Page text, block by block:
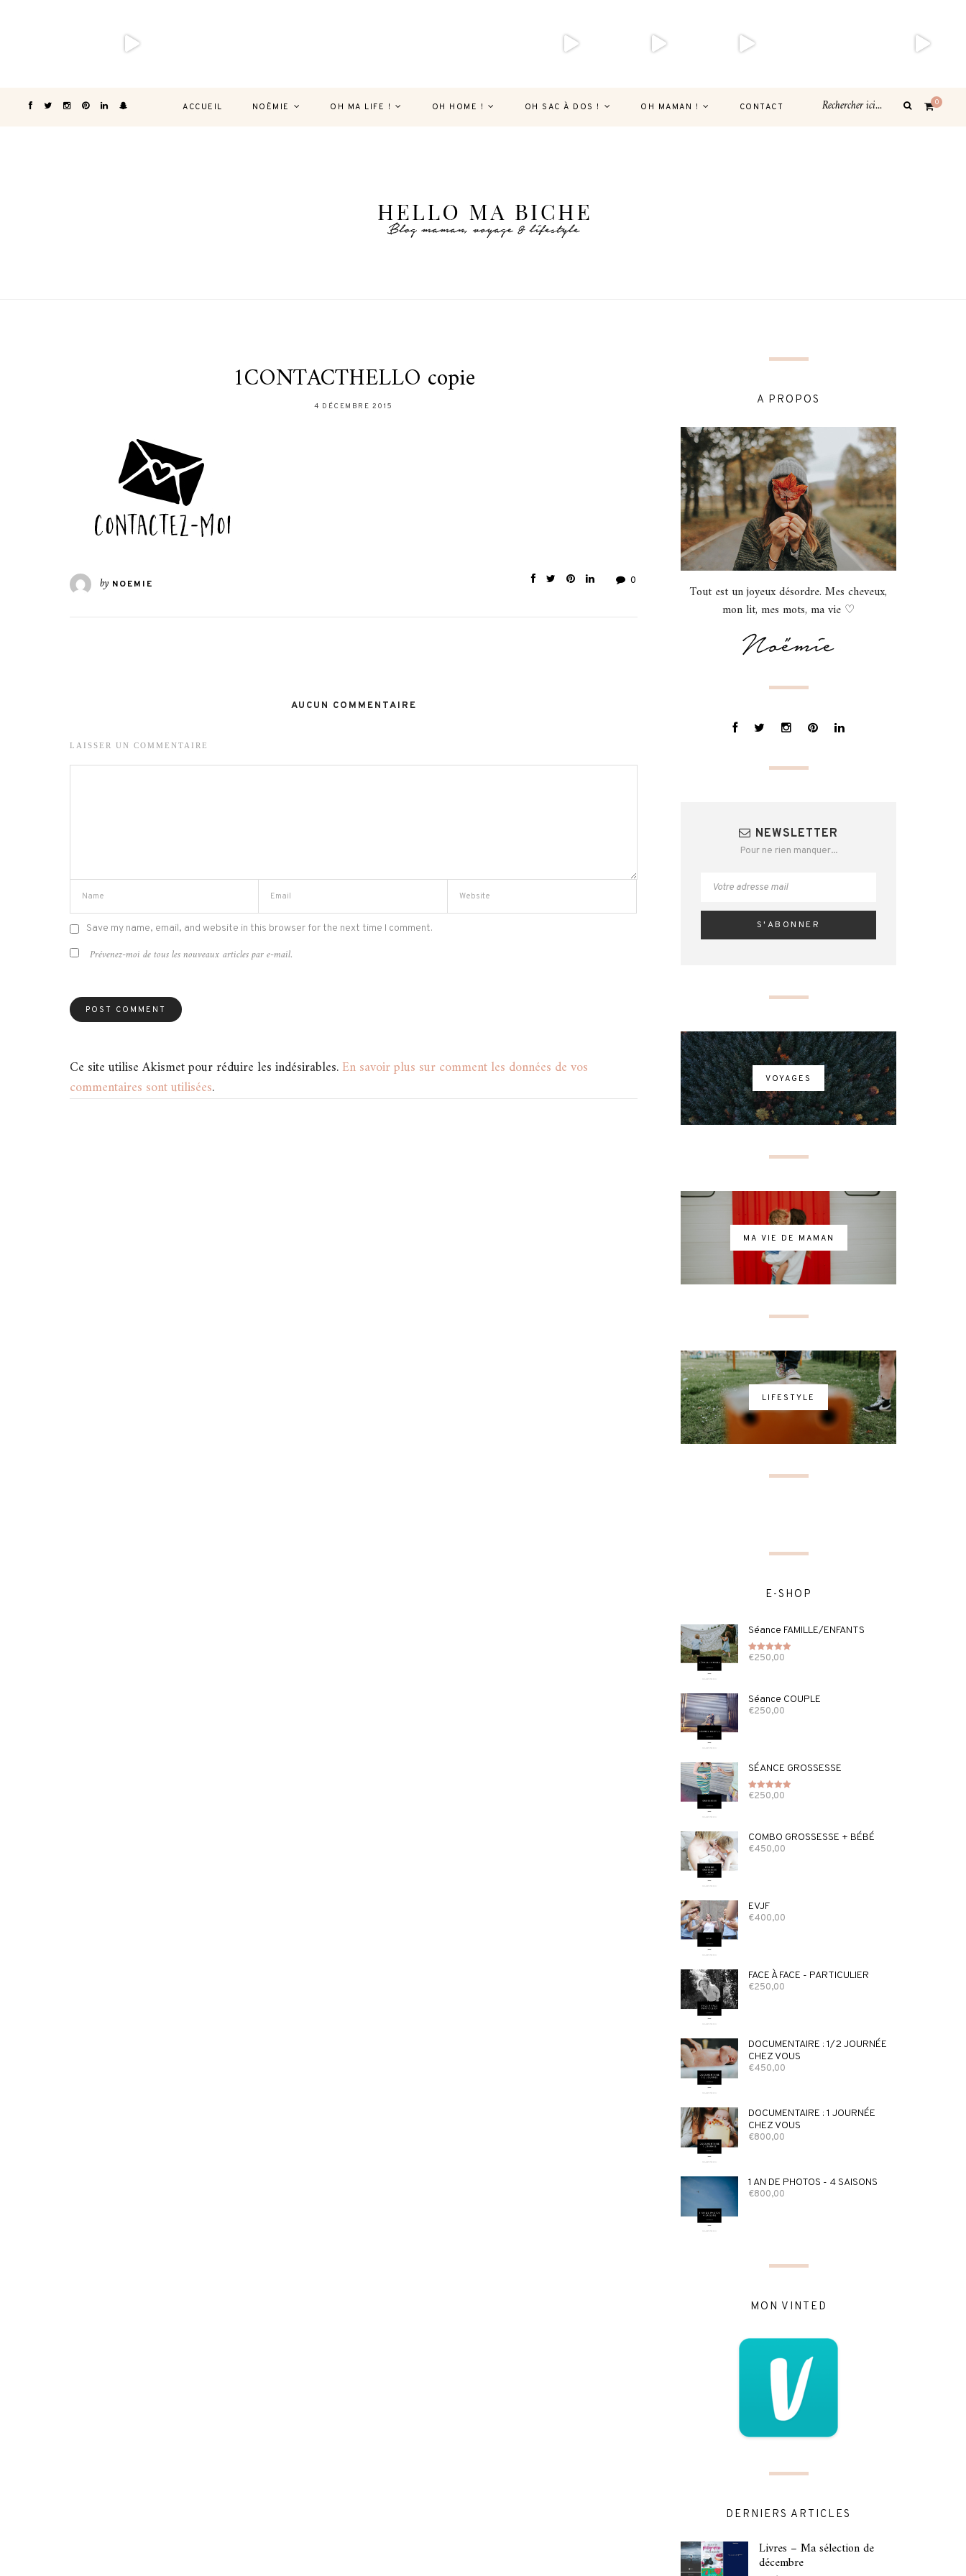
ACCUEIL NOËMIE OH MA LIFE ! OH HOME ! OH SAC À DOS ! OH MAMAN ! CONTACT 0
1CONTACTHELLO copie
4 DÉCEMBRE 2015
by NOEMIE 0
AUCUN COMMENTAIRE
LAISSER UN COMMENTAIRE
Save my name, email, and website in this browser for the next time I comment.
Prévenez-moi de tous les nouveaux articles par e-mail.
Ce site utilise Akismet pour réduire les indésirables.En savoir plus sur comment les données de vos
commentaires sont utilisées.
A PROPOS
Tout est un joyeux désordre. Mes cheveux,
mon lit, mes mots, ma vie ♡
NEWSLETTER
Pour ne rien manquer...
VOYAGES
MA VIE DE MAMAN
LIFESTYLE
E-SHOP
Séance FAMILLE/ENFANTS
Note5.00
€250,00
Séance COUPLE
€250,00
SÉANCE GROSSESSE
Note5.00
€250,00
COMBO GROSSESSE + BÉBÉ
€450,00
EVJF
€400,00
FACE À FACE - PARTICULIER
€250,00
DOCUMENTAIRE : 1/2 JOURNÉE
CHEZ VOUS
€450,00
DOCUMENTAIRE : 1 JOURNÉE
CHEZ VOUS
€800,00
1 AN DE PHOTOS - 4 SAISONS
€800,00
MON VINTED
DERNIERS ARTICLES
Livres – Ma sélection de
décembre